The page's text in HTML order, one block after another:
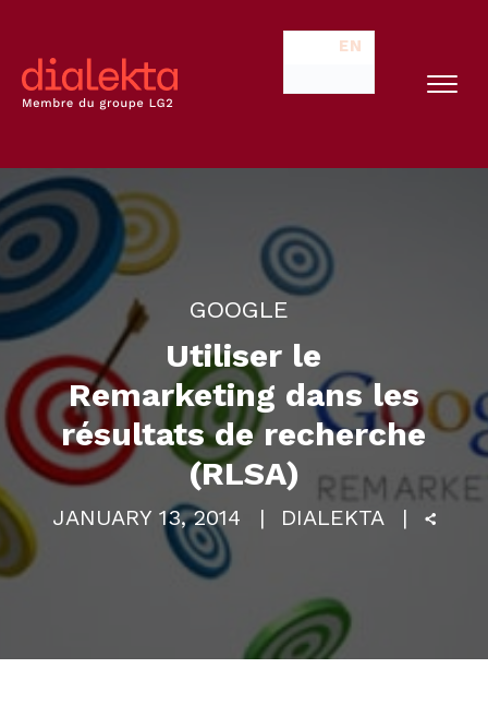
EN
GOOGLE
Utiliser le
Remarketing dans les
résultats de recherche
(RLSA)
JANUARY 13, 2014 DIALEKTA